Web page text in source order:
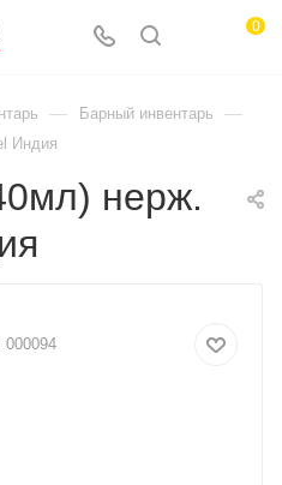
0
— Барный инвентарь —
Индия
нерж.
000094